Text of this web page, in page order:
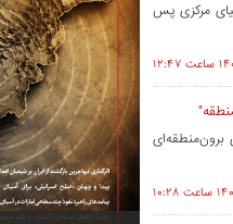
مرکزی پس
برون‌منطقه‌ای